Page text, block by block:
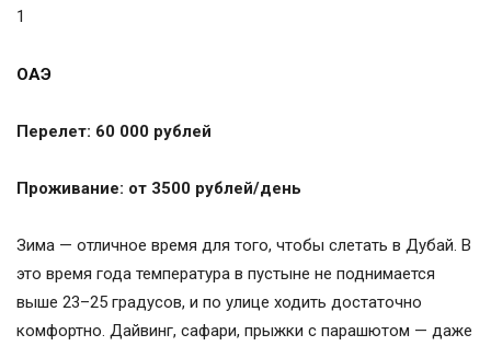
1
ОАЭ
Перелет: 60 000 рублей
Проживание: от 3500 рублей/день
Зима — отличное время для того, чтобы слетать в Дубай. В
это время года температура в пустыне не поднимается
выше 23–25 градусов, и по улице ходить достаточно
комфортно. Дайвинг, сафари, прыжки с парашютом — даже